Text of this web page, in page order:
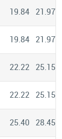
19.84 21.97
19.84 21.97
22.22 25.15
22.22 25.15
25.40 28.45